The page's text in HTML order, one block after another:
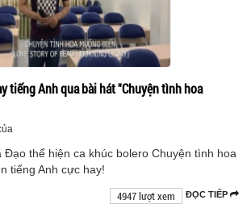
tiếng Anh qua bài hát "Chuyện tình hoa
Đạo thể hiện ca khúc bolero Chuyện tình hoa
tiếng Anh cực hay!
ĐỌC TIẾP
4947 lượt xem